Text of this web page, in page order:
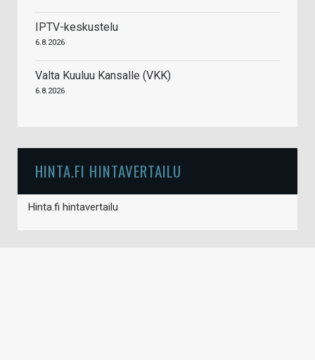
IPTV-keskustelu
6.8.2026
Valta Kuuluu Kansalle (VKK)
6.8.2026
HINTA.FI HINTAVERTAILU
Hinta.fi hintavertailu